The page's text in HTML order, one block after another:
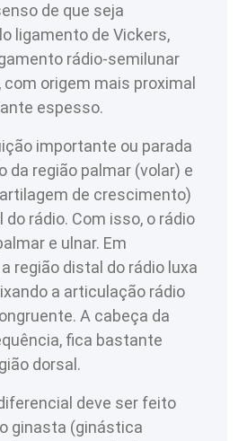
de que seja
ligamento de Vickers,
rádio-semilunar
origem mais proximal
espesso.
importante ou parada
da região palmar (volar) e
de crescimento)
do rádio. Com isso, o rádio
e ulnar. Em
região distal do rádio luxa
a articulação rádio
A cabeça da
fica bastante
dorsal.
deve ser feito
ginasta (ginástica